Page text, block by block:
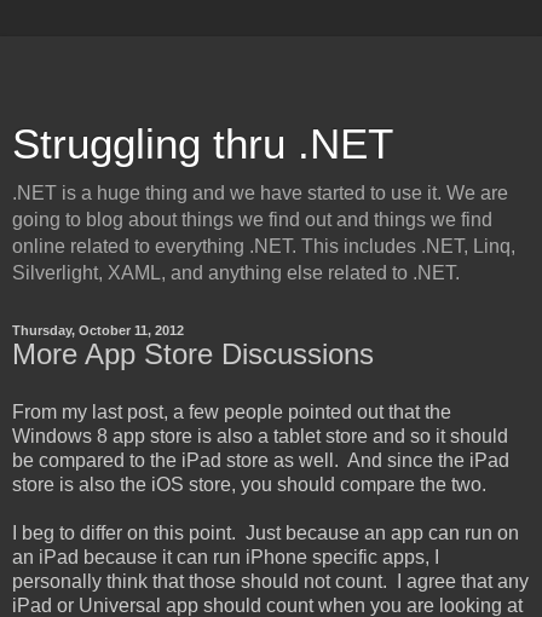
Struggling thru .NET
.NET is a huge thing and we have started to use it. We are
going to blog about things we find out and things we find
online related to everything .NET. This includes .NET, Linq,
Silverlight, XAML, and anything else related to .NET.
Thursday, October 11, 2012
More App Store Discussions
From my last post, a few people pointed out that the
Windows 8 app store is also a tablet store and so it should
be compared to the iPad store as well. And since the iPad
store is also the iOS store, you should compare the two.
I beg to differ on this point. Just because an app can run on
an iPad because it can run iPhone specific apps, I
personally think that those should not count. I agree that any
iPad or Universal app should count when you are looking at